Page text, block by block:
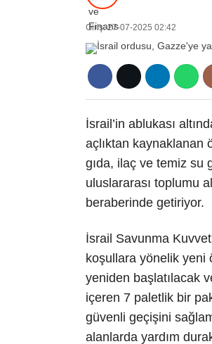
Giriş: 27-07-2025 02:42
İsrail’in ablukası
açlıktan kaynaklanan
gıda, ilaç ve temiz su
uluslararası toplumu
beraberinde getiriyor.
İsrail Savunma
koşullara yönelik yeni
yeniden başlatılacak
içeren 7 paletlik bir
güvenli geçişini
alanlarda yardım